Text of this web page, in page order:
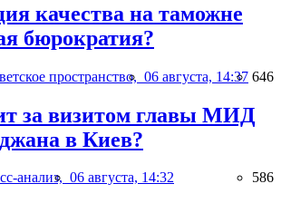
качества на таможне
бюрократия?
пространство, 06 августа, 14:37 646
за визитом главы МИД
в Киев?
анализ, 06 августа, 14:32 586